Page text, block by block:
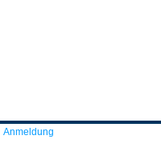
Anmeldung